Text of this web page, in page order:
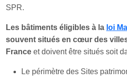
SPR.
Les bâtiments éligibles à la loi
souvent situés en cœur des
France et doivent être situés soit
Le périmètre des Sites